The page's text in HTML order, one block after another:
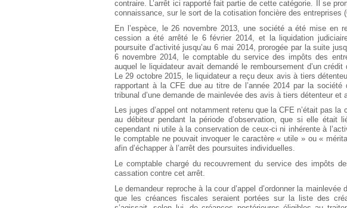
contraire. L’arrêt ici rapporté fait partie de cette catégorie. Il se
connaissance, sur le sort de la cotisation foncière des entreprises
En l’espèce, le 26 novembre 2013, une société a été mise en
cession a été arrêté le 6 février 2014, et la liquidation
poursuite d’activité jusqu’au 6 mai 2014, prorogée par la suite
6 novembre 2014, le comptable du service des impôts des
auquel le liquidateur avait demandé le remboursement d’un
Le 29 octobre 2015, le liquidateur a reçu deux avis à tiers
rapportant à la CFE due au titre de l’année 2014 par la
tribunal d’une demande de mainlevée des avis à tiers détenteur et
Les juges d’appel ont notamment retenu que la CFE n’était pas la
au débiteur pendant la période d’observation, que si elle était
cependant ni utile à la conservation de ceux-ci ni inhérente à
le comptable ne pouvait invoquer le caractère « utile » ou «
afin d’échapper à l’arrêt des poursuites individuelles.
Le comptable chargé du recouvrement du service des impôts
cassation contre cet arrêt.
Le demandeur reproche à la cour d’appel d’ordonner la
que les créances fiscales seraient portées sur la liste des